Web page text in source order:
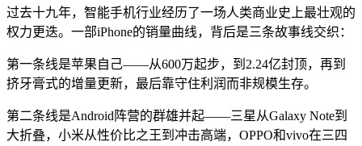
过去十九年，智能手机行业经历了一场人类商业史上最壮观的
权力更迭。一部iPhone的销量曲线，背后是三条故事线交织：
第一条线是苹果自己——从600万起步，到2.24亿封顶，再到
挤牙膏式的增量更新，最后靠守住利润而非规模生存。
第二条线是Android阵营的群雄并起——三星从Galaxy Note到
大折叠，小米从性价比之王到冲击高端，OPPO和vivo在三四